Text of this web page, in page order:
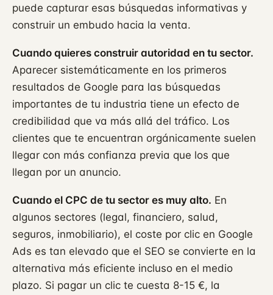
puede capturar esas búsquedas informativas y
construir un embudo hacia la venta.
Cuando quieres construir autoridad en tu sector.
Aparecer sistemáticamente en los primeros
resultados de Google para las búsquedas
importantes de tu industria tiene un efecto de
credibilidad que va más allá del tráfico. Los
clientes que te encuentran orgánicamente suelen
llegar con más confianza previa que los que
llegan por un anuncio.
Cuando el CPC de tu sector es muy alto. En
algunos sectores (legal, financiero, salud,
seguros, inmobiliario), el coste por clic en Google
Ads es tan elevado que el SEO se convierte en la
alternativa más eficiente incluso en el medio
plazo. Si pagar un clic te cuesta 8-15 €, la